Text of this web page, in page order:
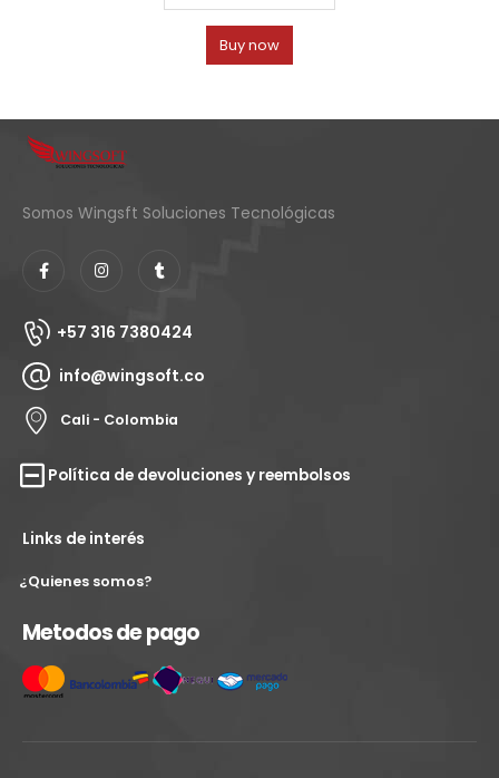
Buy now
Somos Wingsft Soluciones Tecnológicas
+57 316 7380424
info@wingsoft.co
Cali - Colombia
Política de devoluciones y reembolsos
Links de interés
¿Quienes somos?
Metodos de pago